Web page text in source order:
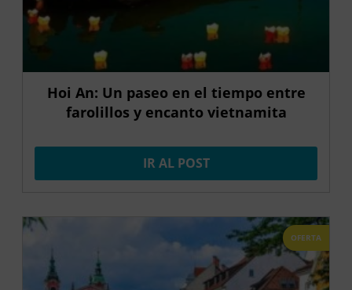
Hoi An: Un paseo en el tiempo entre
farolillos y encanto vietnamita
IR AL POST
OFERTA